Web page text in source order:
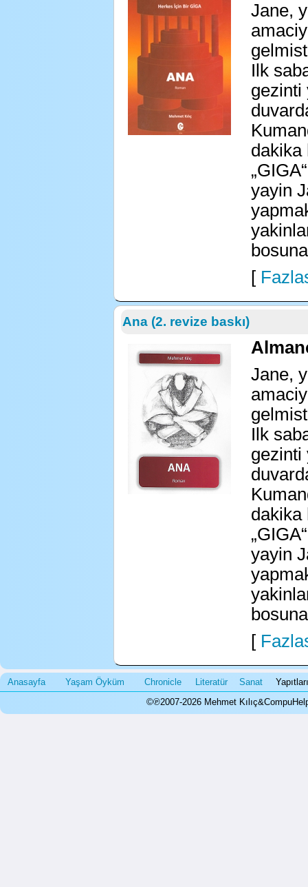
Jane,
Ilk
gezinti
dakika
yayin
[
Ana (2. revize baskı)
Jane,
Ilk
gezinti
dakika
yayin
[
Anasayfa Yaşam Öyküm Chronicle Literatür Sanat
©℗2007-2026 Mehmet